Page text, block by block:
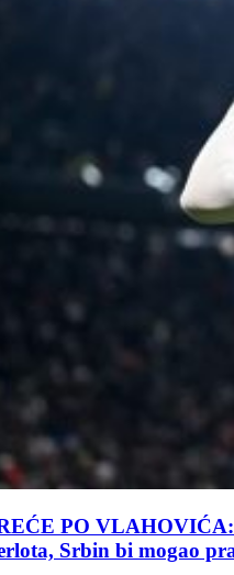
PO VLAHOVIĆA:
Srbin bi mogao